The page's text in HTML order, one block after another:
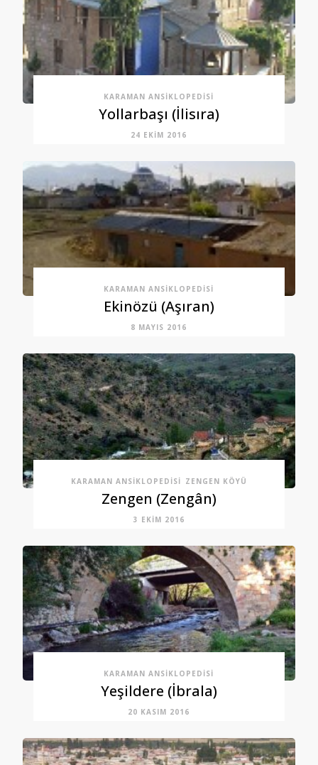
KARAMAN ANSIKLOPEDISI
Yollarbaşı (İlisıra)
24 EKIM 2016
KARAMAN ANSIKLOPEDISI
Ekinözü (Aşıran)
8 MAYIS 2016
KARAMAN ANSIKLOPEDISI ZENGEN KÖYÜ
Zengen (Zengân)
3 EKIM 2016
KARAMAN ANSIKLOPEDISI
Yeşildere (İbrala)
20 KASIM 2016